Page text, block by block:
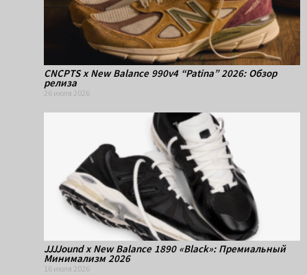
CNCPTS x New Balance 990v4 “Patina” 2026: Обзор
релиза
26 июля 2026
JJJJound x New Balance 1890 «Black»: Премиальный
Минимализм 2026
16 июля 2026